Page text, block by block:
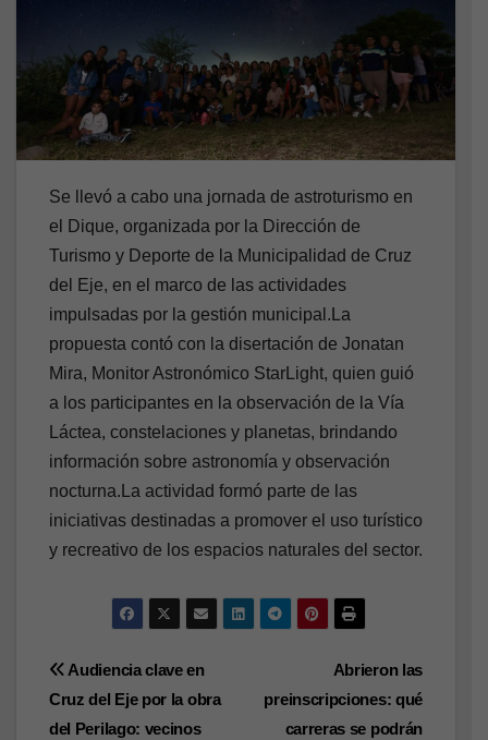
Se llevó a cabo una jornada de astroturismo en
el Dique, organizada por la Dirección de
Turismo y Deporte de la Municipalidad de Cruz
del Eje, en el marco de las actividades
impulsadas por la gestión municipal.La
propuesta contó con la disertación de Jonatan
Mira, Monitor Astronómico StarLight, quien guió
a los participantes en la observación de la Vía
Láctea, constelaciones y planetas, brindando
información sobre astronomía y observación
nocturna.La actividad formó parte de las
iniciativas destinadas a promover el uso turístico
y recreativo de los espacios naturales del sector.
Navegación
de
Abrieron las
preinscripciones: qué
carreras se podrán
Audiencia clave en
Cruz del Eje por la obra
del Perilago: vecinos